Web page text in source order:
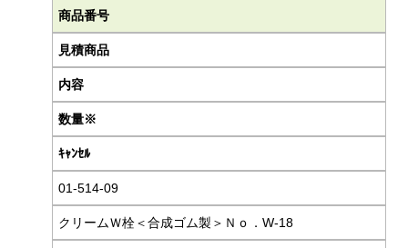
商品番号
見積商品
内容
数量※
ｷｬﾝｾﾙ
01-514-09
クリームＷ栓＜合成ゴム製＞Ｎｏ．W-18